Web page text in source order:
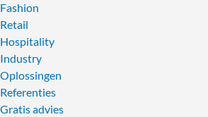
Fashion
Retail
Hospitality
Industry
Oplossingen
Referenties
Gratis advies